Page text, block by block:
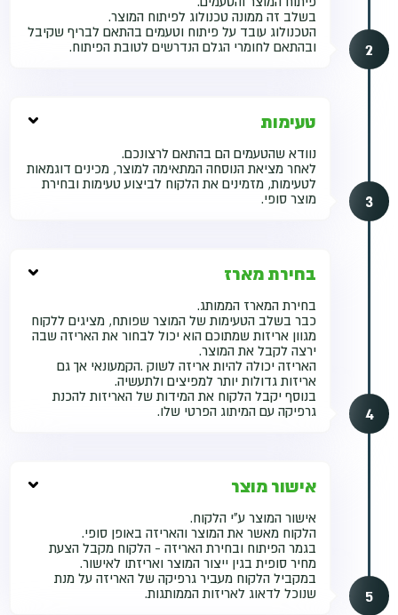
2
בשלב זה ממונה טכנולוג לפיתוח המוצר.
הטכנולוג עובד על פיתוח וטעמים בהתאם לבריף שקיבל
ובהתאם לחומרי הגלם הנדרשים לטובת הפיתוח.
3
טעימות
נוודא שהטעמים הם בהתאם לרצונכם.
לאחר מציאת הנוסחה המתאימה למוצר, מכינים דוגמאות
לטעימות, מזמינים את הלקוח לביצוע טעימות ובחירת
מוצר סופי.
4
בחירת מארז
בחירת המארז הממותג.
כבר בשלב הטעימות של המוצר שפותח, מציגים ללקוח
מגוון אריזות שמתוכם הוא יכול לבחור את האריזה שבה
ירצה לקבל את המוצר.
האריזה יכולה להיות אריזה לשוק .הקמעונאי אך גם
אריזות גדולות יותר למפיצים ולתעשיה.
בנוסף יקבל הלקוח את המידות של האריזות להכנת
גרפיקה עם המיתוג הפרטי שלו.
5
אישור מוצר
אישור המוצר ע"י הלקוח.
הלקוח מאשר את המוצר והאריזה באופן סופי.
בגמר הפיתוח ובחירת האריזה - הלקוח מקבל הצעת
מחיר סופית בגין ייצור המוצר ואריזתו לאישור.
במקביל הלקוח מעביר גרפיקה של האריזה על מנת
שנוכל לדאוג לאריזות הממותגות.